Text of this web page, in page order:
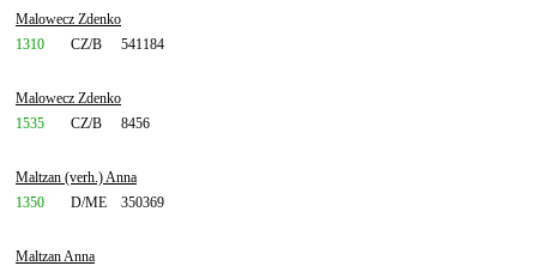
Malowecz Zdenko
1310
CZ/B 541184
Malowecz Zdenko
1535
CZ/B 8456
Maltzan (verh.) Anna
1350
D/ME 350369
Maltzan Anna